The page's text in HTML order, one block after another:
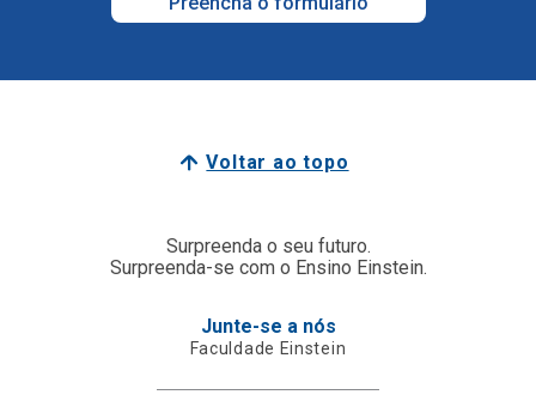
Voltar ao topo
Surpreenda o seu futuro.
Surpreenda-se com o Ensino Einstein.
Junte-se a nós
Faculdade Einstein